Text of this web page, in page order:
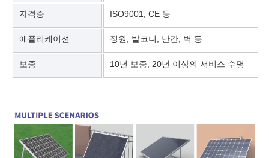
자격증 ISO9001, CE 등
애플리케이션 정원, 발코니, 난간, 벽 등
보증 10년 보증, 20년 이상의 서비스 수명